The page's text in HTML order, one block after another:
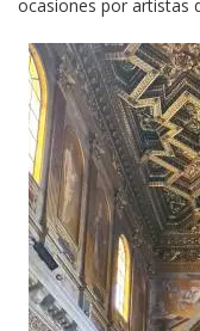
ocasiones por artistas